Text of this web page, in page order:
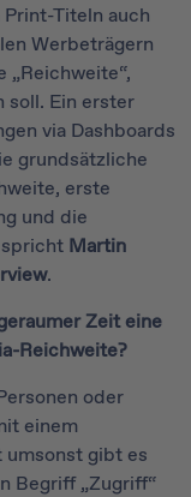
Titeln auch
Werbeträgern
soll. Ein erster
via Dashboards
grundsätzliche
erste
und die
Martin
.
Zeit eine
Reichweite?
oder
einem
gibt es
Begriff „Zugriff“